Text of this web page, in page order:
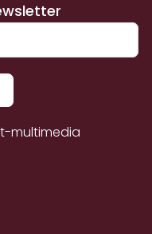
multimedia